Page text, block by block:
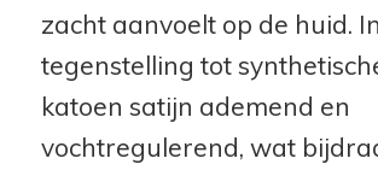
zacht aanvoelt op de huid. In
tegenstelling tot
katoen satijn ademend en
vochtregulerend, wat